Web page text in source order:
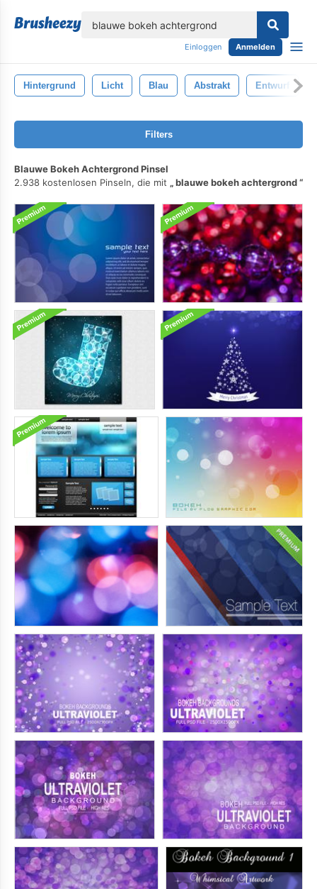
Einloggen Anmelden
Hintergrund Licht Blau Abstrakt Entwurf
Filters
Blauwe Bokeh Achtergrond Pinsel
2.938 kostenlosen Pinseln, die mit
blauwe bokeh achtergrond